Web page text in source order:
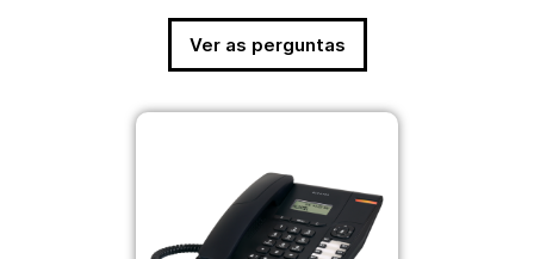
Ver as perguntas